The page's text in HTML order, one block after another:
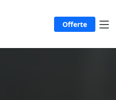
Offerte